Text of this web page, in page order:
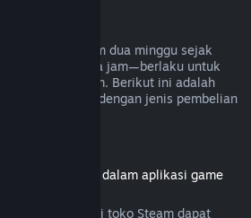
diterapkan dalam dua minggu sejak
kurang dari dua jam—berlaku untuk
di Toko Steam. Berikut ini adalah
dana dengan jenis pembelian
bisa digunakan dalam aplikasi game
pembelian DLC di toko Steam dapat